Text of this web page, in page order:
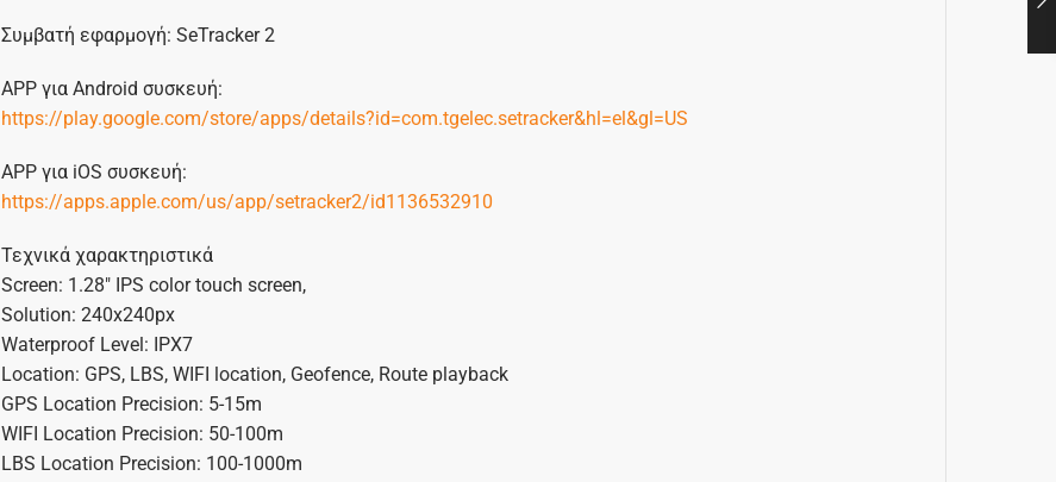
Συμβατή εφαρμογή: SeTracker 2
APP για Android συσκευή:
https://play.google.com/store/apps/details?id=com.tgelec.setracker&hl=el&gl=US
APP για iOS συσκευή:
https://apps.apple.com/us/app/setracker2/id1136532910
Τεχνικά χαρακτηριστικά
Screen: 1.28″ IPS color touch screen,
Solution: 240x240px
Waterproof Level: IPX7
Location: GPS, LBS, WIFI location, Geofence, Route playback
GPS Location Precision: 5-15m
WIFI Location Precision: 50-100m
LBS Location Precision: 100-1000m